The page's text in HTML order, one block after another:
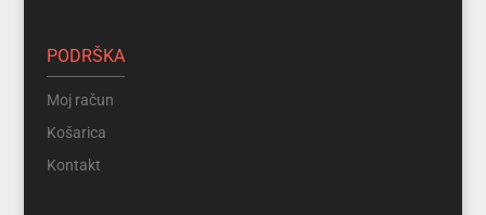
PODRŠKA
Moj račun
Košarica
Kontakt